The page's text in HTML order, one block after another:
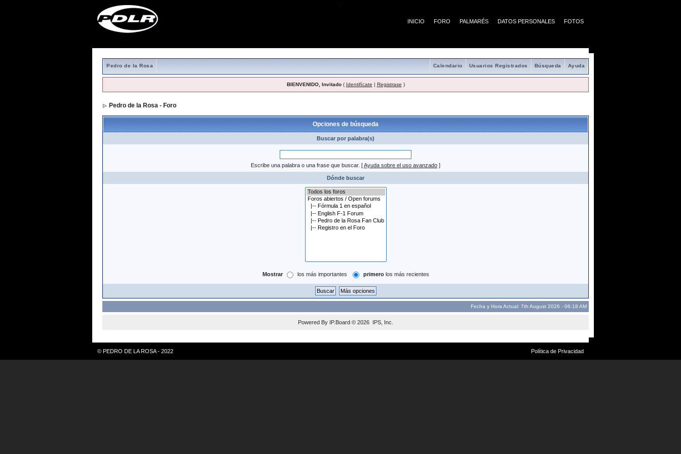
INICIO FORO PALMARÉS DATOS PERSONALES FOTOS
Pedro de la Rosa Ayuda
Búsqueda
Usuarios Registrados
Calendario
BIENVENIDO, Invitado( Identifícate | Registrase )
Pedro de la Rosa - Foro
Opciones de búsqueda
Buscar por palabra(s)
Escribe una palabra o una frase que buscar. [Ayuda sobre el uso avanzado ]
Dónde buscar
Mostrar los más importantes primerolos más recientes
Fecha y Hora Actual: 7th August 2026 - 06:18 AM
Powered By IP.Board © 2026 IPS, Inc
© PEDRO DE LA ROSA - 2022 Política de Privacidad